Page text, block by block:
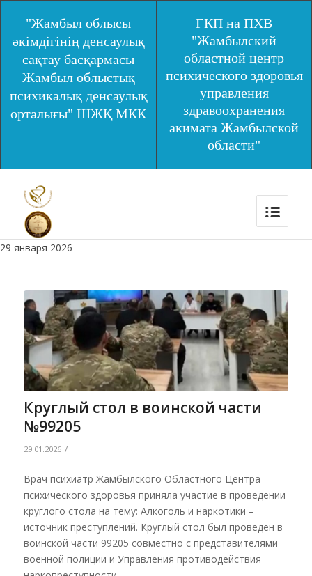
"Жамбыл облысы
әкімдігінің денсаулық
сақтау басқармасы
Жамбыл облыстық
психикалық денсаулық
орталығы" ШЖҚ МКК
ГКП на ПХВ
"Жамбылский
областной центр
психического здоровья
управления
здравоохранения
акимата Жамбылской
области"
29 января 2026
Круглый стол в воинской части
№99205
29.01.2026 /
Врач психиатр Жамбылского Областного Центра
психического здоровья приняла участие в проведении
круглого стола на тему: Алкоголь и наркотики –
источник преступлений. Круглый стол был проведен в
воинской части 99205 совместно с представителями
военной полиции и Управления противодействия